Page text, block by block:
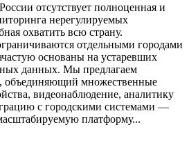
отсутствует полноценная и
нерегулируемых
охватить всю страну.
отдельными городами
основаны на устаревших
данных. Мы предлагаем
объединяющий множественные
видеонаблюдение, аналитику
с городскими системами —
платформу...